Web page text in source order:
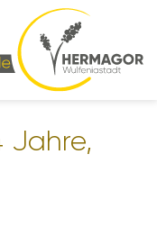
Jahre,